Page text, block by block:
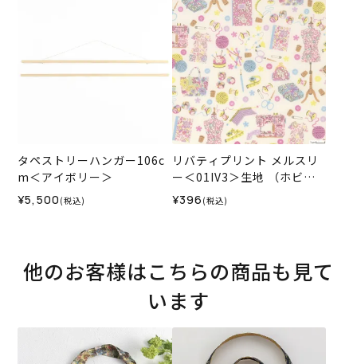
タペストリーハンガー106c
m＜アイボリー＞
¥5,500 (税込)
リバティプリント メルスリ
ー＜01IV3＞生地 （ホビー
ラホビーレオリジナル）202
6SS★復刻色
¥396 (税込)
他のお客様はこちらの商品も見て
います